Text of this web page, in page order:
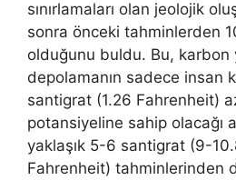
sınırlamaları olan jeolojik
sonra önceki tahminlerden
olduğunu buldu. Bu, karbon
depolamanın sadece insan
santigrat (1.26 Fahrenheit)
potansiyeline sahip olacağı
yaklaşık 5-6 santigrat (9-
Fahrenheit) tahminlerinden